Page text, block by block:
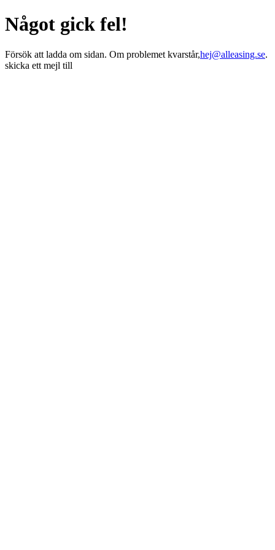
Något gick fel!
Försök att ladda om sidan. Om problemet kvarstår,hej@alleasing.se.
skicka ett mejl till